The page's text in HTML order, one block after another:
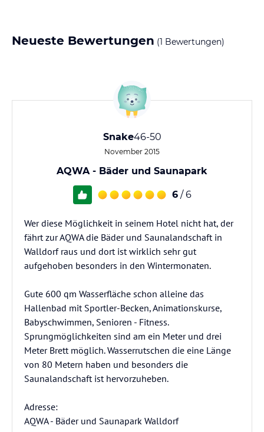
Neueste Bewertungen (1 Bewertungen)
Snake46-50
November 2015
AQWA - Bäder und Saunapark
6 / 6
Wer diese Möglichkeit in seinem Hotel nicht hat, der
fährt zur AQWA die Bäder und Saunalandschaft in
Walldorf raus und dort ist wirklich sehr gut
aufgehoben besonders in den Wintermonaten.
Gute 600 qm Wasserfläche schon alleine das
Hallenbad mit Sportler-Becken, Animationskurse,
Babyschwimmen, Senioren - Fitness.
Sprungmöglichkeiten sind am ein Meter und drei
Meter Brett möglich. Wasserrutschen die eine Länge
von 80 Metern haben und besonders die
Saunalandschaft ist hervorzuheben.
Adresse:
AQWA - Bäder und Saunapark Walldorf